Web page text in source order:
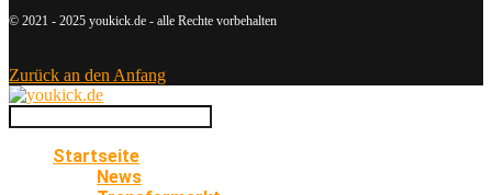
© 2021 - 2025 youkick.de - alle Rechte vorbehalten
Zurück an den Anfang
Startseite
News